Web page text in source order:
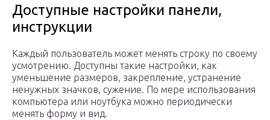
Доступные настройки панели,
инструкции
Каждый пользователь может менять строку по своему
усмотрению. Доступны такие настройки, как
уменьшение размеров, закрепление, устранение
ненужных значков, сужение. По мере использования
компьютера или ноутбука можно периодически
менять форму и вид.